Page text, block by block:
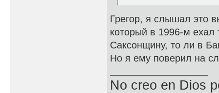
Грегор, я слышал это
который в 1996-м ехал
Саксонщину, то ли в
Но я ему поверил на
No creo en Dios